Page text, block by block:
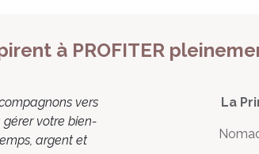
à PROFITER
vers
votre bien-
argent et
La